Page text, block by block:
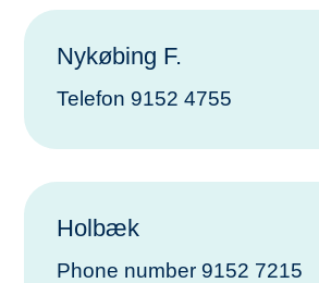
Nykøbing F.
Telefon 91524755
Holbæk
Phone number 9152 7215